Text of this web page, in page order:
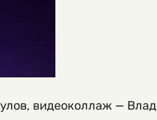
видеоколлаж — Влад